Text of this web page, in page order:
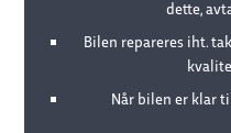
dette,
Bilen repareres iht.
Når bilen er klar